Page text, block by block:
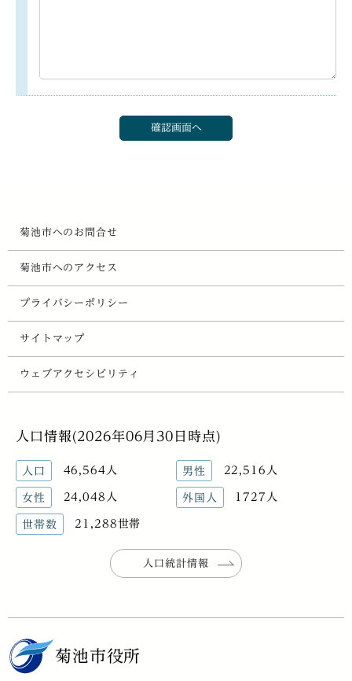
菊池市へのお問合せ
菊池市へのアクセス
プライバシーポリシー
サイトマップ
ウェブアクセシビリティ
人口情報(2026年06月30日時点)
人口 46,564人 男性 22,516人
女性 24,048人 外国人 1727人
世帯数 21,288世帯
人口統計情報
菊池市役所